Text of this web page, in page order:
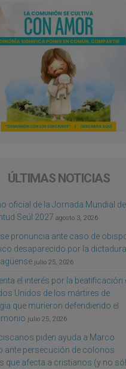
ÚLTIMAS NOTICIAS
oficial de la Jornada Mundial
Seúl 2027 agosto 3, 2026
se pronuncia ante caso de
desaparecido por la dictadura
julio 25, 2026
el interés por la beatificación
Unidos de los mártires de
que murieron defendiendo el
julio 25, 2026
piden ayuda a Marco
ante persecución de colonos
que afecta a cristianos (y no